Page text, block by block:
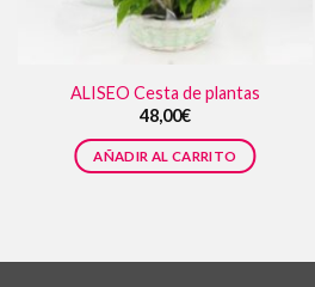
ALISEO Cesta de plantas
48,00€
AÑADIR AL CARRITO